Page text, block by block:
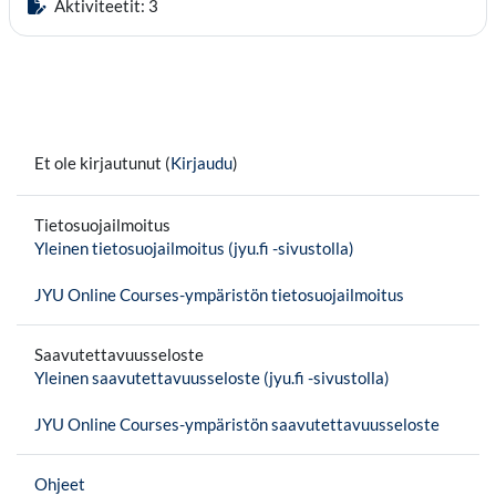
Aktiviteetit: 3
Et ole kirjautunut (Kirjaudu)
Tietosuojailmoitus
Yleinen tietosuojailmoitus (jyu.fi -sivustolla)
JYU Online Courses-ympäristön tietosuojailmoitus
Saavutettavuusseloste
Yleinen saavutettavuusseloste (jyu.fi -sivustolla)
JYU Online Courses-ympäristön saavutettavuusseloste
Ohjeet